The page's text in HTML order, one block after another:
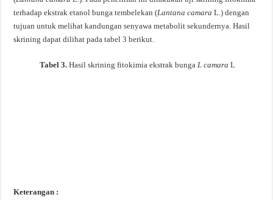
terhadap ekstrak etanol bunga tembelekan (Lantana camara L.) dengan
tujuan untuk melihat kandungan senyawa metabolit sekundernya. Hasil
skrining dapat dilihat pada tabel 3 berikut.
Tabel 3. Hasil skrining fitokimia ekstrak bunga L camara L
Keterangan :